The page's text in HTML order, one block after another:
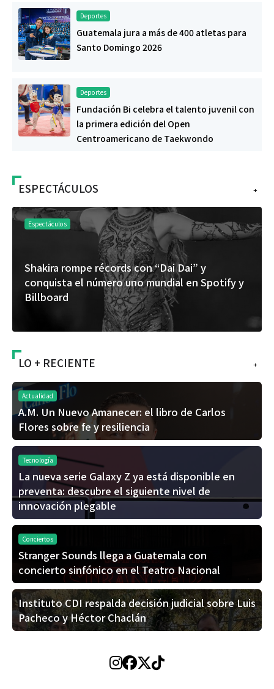
Deportes
Guatemala jura a más de 400 atletas para
Santo Domingo 2026
Deportes
Fundación Bi celebra el talento juvenil con
la primera edición del Open
Centroamericano de Taekwondo
+
ESPECTÁCULOS
Espectáculos
Shakira rompe récords con “Dai Dai” y
conquista el número uno mundial en Spotify y
Billboard
+
LO + RECIENTE
Actualidad
A.M. Un Nuevo Amanecer: el libro de Carlos
Flores sobre fe y resiliencia
Tecnología
La nueva serie Galaxy Z ya está disponible en
preventa: descubre el siguiente nivel de
innovación plegable
Conciertos
Stranger Sounds llega a Guatemala con
concierto sinfónico en el Teatro Nacional
Instituto CDI respalda decisión judicial sobre Luis
Pacheco y Héctor Chaclán